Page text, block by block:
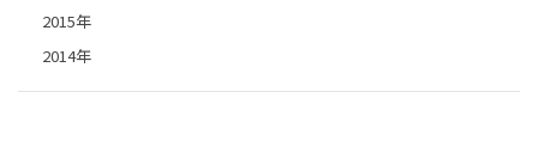
2015年
2014年